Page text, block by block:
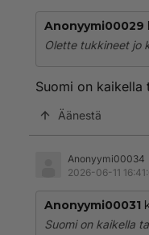
Anonyymi00029
Olette tukkineet jo
Suomi on kaikella
Äänestä
Anonyymi00034
2026-06-11
Anonyymi00031
Suomi on kaikella